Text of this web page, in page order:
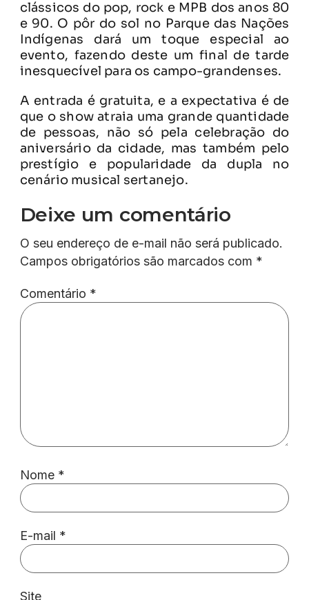
clássicos do pop, rock e MPB dos anos 80
e 90. O pôr do sol no Parque das Nações
Indígenas dará um toque especial ao
evento, fazendo deste um final de tarde
inesquecível para os campo-grandenses.
A entrada é gratuita, e a expectativa é de
que o show atraia uma grande quantidade
de pessoas, não só pela celebração do
aniversário da cidade, mas também pelo
prestígio e popularidade da dupla no
cenário musical sertanejo.
Deixe um comentário
O seu endereço de e-mail não será publicado.
Campos obrigatórios são marcados com *
Comentário *
Nome *
E-mail *
Site